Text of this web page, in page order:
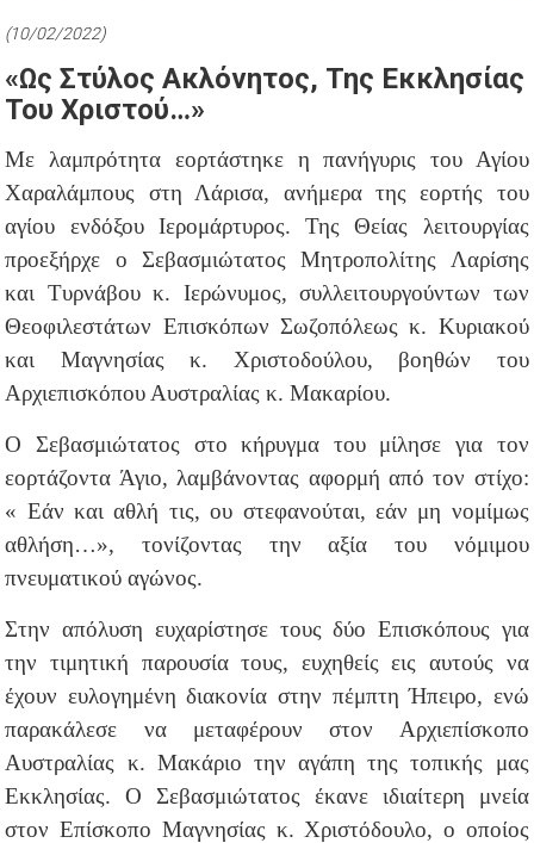
(10/02/2022)
«Ως Στύλος Ακλόνητος, Της Εκκλησίας
Του Χριστού…»
Με λαμπρότητα εορτάστηκε η πανήγυρις του Αγίου
Χαραλάμπους στη Λάρισα, ανήμερα της εορτής του
αγίου ενδόξου Ιερομάρτυρος. Της Θείας λειτουργίας
προεξήρχε ο Σεβασμιώτατος Μητροπολίτης Λαρίσης
και Τυρνάβου κ. Ιερώνυμος, συλλειτουργούντων των
Θεοφιλεστάτων Επισκόπων Σωζοπόλεως κ. Κυριακού
και Μαγνησίας κ. Χριστοδούλου, βοηθών του
Αρχιεπισκόπου Αυστραλίας κ. Μακαρίου.
Ο Σεβασμιώτατος στο κήρυγμα του μίλησε για τον
εορτάζοντα Άγιο, λαμβάνοντας αφορμή από τον στίχο:
« Εάν και αθλή τις, ου στεφανούται, εάν μη νομίμως
αθλήση…», τονίζοντας την αξία του νόμιμου
πνευματικού αγώνος.
Στην απόλυση ευχαρίστησε τους δύο Επισκόπους για
την τιμητική παρουσία τους, ευχηθείς εις αυτούς να
έχουν ευλογημένη διακονία στην πέμπτη Ήπειρο, ενώ
παρακάλεσε να μεταφέρουν στον Αρχιεπίσκοπο
Αυστραλίας κ. Μακάριο την αγάπη της τοπικής μας
Εκκλησίας. Ο Σεβασμιώτατος έκανε ιδιαίτερη μνεία
στον Επίσκοπο Μαγνησίας κ. Χριστόδουλο, ο οποίος